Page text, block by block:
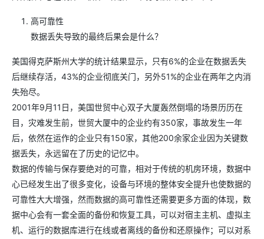
高可靠性
数据丢失导致的最终后果会是什么？
美国得克萨斯州大学的统计结果显示，只有6%的企业在数据丢失
后继续存活，43%的企业彻底关门，另外51%的企业在两年之内消
失殆尽。
2001年9月11日，美国世贸中心双子大厦轰然倒塌的场景历历在
目，灾难发生前，世贸大厦中的企业约有350家，事故发生一年
后，依然在运作的企业只有150家，其他200余家企业因为关键数
据丢失，永远留在了历史的记忆中。
数据的传输与保存要绝对的可靠，相对于传统的机房环境，数据中
心已经发生出了很多变化，设备与环境的整体安全提升也使数据的
可靠性大大增强，然而数据的高可靠性还需要更多方面的体现，数
据中心会有一套全面的备份和恢复工具，可以对宿主主机、虚拟主
机、运行的数据库进行在线或者离线的备份和还原操作；可以对系